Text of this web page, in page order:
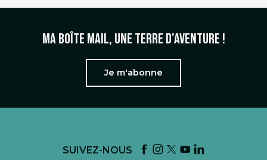
Ma boîte mail, une terre d'aventure !
Je m'abonne
SUIVEZ-NOUS